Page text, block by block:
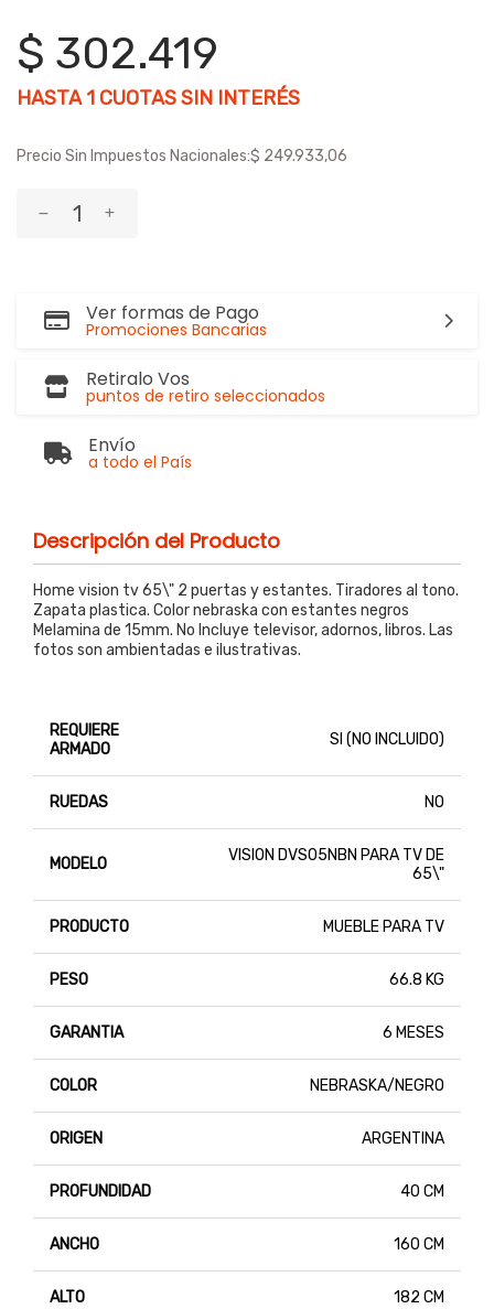
$ 302.419
HASTA1 CUOTAS SIN INTERÉS
Precio Sin Impuestos Nacionales:$ 249.933,06
Ver formas de Pago
Promociones Bancarias
Retiralo Vos
puntos de retiro seleccionados
Envío
a todo el País
Descripción del Producto
Home vision tv 65\" 2 puertas y estantes. Tiradores al tono.
Zapata plastica. Color nebraska con estantes negros
Melamina de 15mm. No Incluye televisor, adornos, libros. Las
fotos son ambientadas e ilustrativas.
REQUIERE
ARMADO
SI (NO INCLUIDO)
RUEDAS NO
MODELO
VISION DVS05NBN PARA TV DE
65\"
PRODUCTO MUEBLE PARA TV
PESO 66.8 KG
GARANTIA 6 MESES
COLOR NEBRASKA/NEGRO
ORIGEN ARGENTINA
PROFUNDIDAD 40 CM
ANCHO 160 CM
ALTO 182 CM